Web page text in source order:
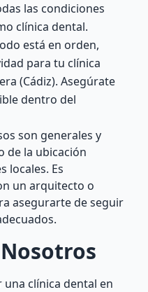
las condiciones
clínica dental.
está en orden,
para tu clínica
(Cádiz). Asegúrate
dentro del
son generales y
de la ubicación
locales. Es
un arquitecto o
asegurarte de seguir
clínica dental en